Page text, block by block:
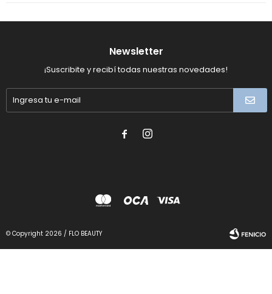
Newsletter
¡Suscribite y recibí todas nuestras novedades!
 
© Copyright 2026 / FLO BEAUTY